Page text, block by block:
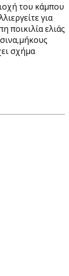
του κάμπου
για
ποικιλία ελιάς
σχήμα